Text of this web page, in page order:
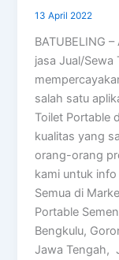
13 April 2022
BATUBELING
jasa Jual/Sewa
salah satu
Toilet Portable
kualitas yang
orang-orang
kami untuk
Semua di
Portable
Bengkulu,
Jawa Tengah,